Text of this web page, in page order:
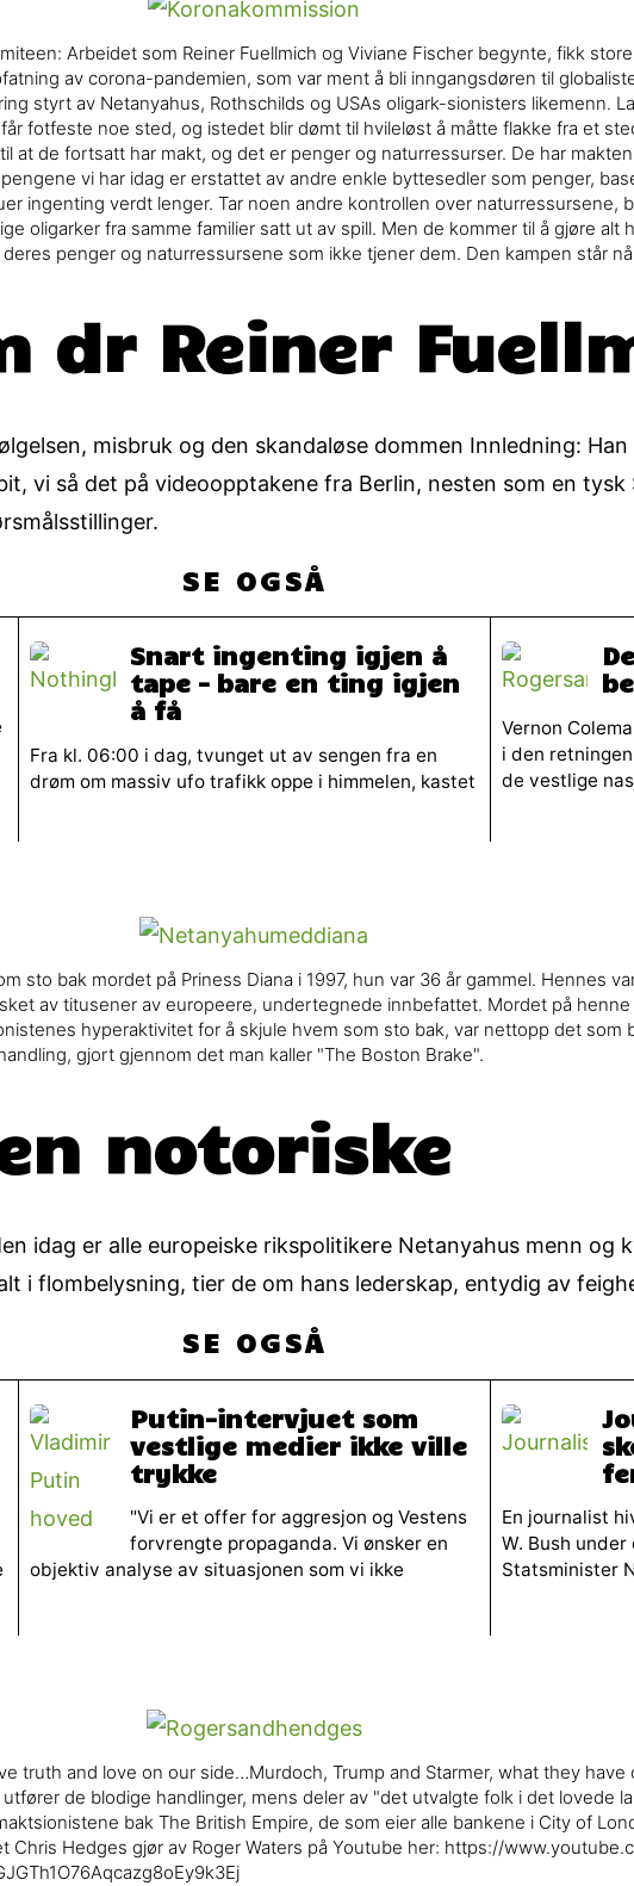
Arbeidet som Reiner Fuellmich og Viviane Fischer begynte, fikk
av corona-pandemien, som var ment å bli inngangsdøren til
styrt av Netanyahus, Rothschilds og USAs oligark-sionisters likemenn.
fotfeste noe sted, og istedet blir dømt til hvileløst å måtte flakke fra et
at de fortsatt har makt, og det er penger og naturressurser. De har
vi har idag er erstattet av andre enkle byttesedler som penger,
ingenting verdt lenger. Tar noen andre kontrollen over naturressursene,
oligarker fra samme familier satt ut av spill. Men de kommer til å gjøre alt
penger og naturressursene som ikke tjener dem. Den kampen står
dr Reiner
misbruk og den skandaløse dommen Innledning:
vi så det på videoopptakene fra Berlin, nesten som en tysk
SE OGSÅ
Snart ingenting igjen å
tape – bare en ting igjen
å få
Fra kl. 06:00 i dag, tvunget ut av sengen fra en
drøm om massiv ufo trafikk oppe i himmelen, kastet
Vernon
i den
de vestlige
sto bak mordet på Priness Diana i 1997, hun var 36 år gammel. Hennes
av titusener av europeere, undertegnede innbefattet. Mordet på
hyperaktivitet for å skjule hvem som sto bak, var nettopp det som
gjort gjennom det man kaller "The Boston Brake".
notoriske
idag er alle europeiske rikspolitikere Netanyahus menn og
i flombelysning, tier de om hans lederskap, entydig av
SE OGSÅ
Putin-intervjuet som
vestlige medier ikke ville
trykke
"Vi er et offer for aggresjon og Vestens
forvrengte propaganda. Vi ønsker en
objektiv analyse av situasjonen som vi ikke
En journalist
W. Bush
Statsminister
truth and love on our side…Murdoch, Trump and Starmer, what they have
de blodige handlinger, mens deler av "det utvalgte folk i det lovede
bak The British Empire, de som eier alle bankene i City of
Chris Hedges gjør av Roger Waters på Youtube her: https://